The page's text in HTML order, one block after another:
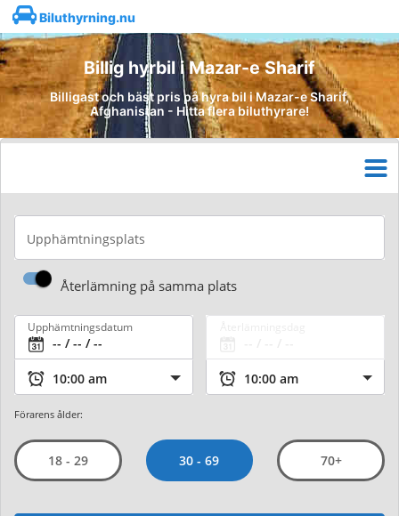
Biluthyrning.nu
Billig hyrbil i Mazar-e Sharif
Billigast och bäst pris på hyra bil i Mazar-e Sharif,
Afghanistan - Hitta flera biluthyrare!
Upphämtningsplats
Återlämning på samma plats
Upphämtningsdatum
Förarens ålder:
18 - 29 30 - 69 70+